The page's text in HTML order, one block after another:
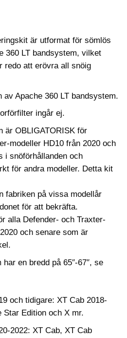
är utformat för sömlös
360 LT bandsystem, vilket
redo att erövra all snöig
Apache 360 LT bandsystem.
ingår ej.
är OBLIGATORISK för
modeller HD10 från 2020 och
i snöförhållanden och
för andra modeller. Detta kit
fabriken på vissa modellår
för att bekräfta.
alla Defender- och Traxter-
och senare som är
en bredd på 65″-67″, se
och tidigare: XT Cab 2018-
Star Edition och X mr.
2022: XT Cab, XT Cab